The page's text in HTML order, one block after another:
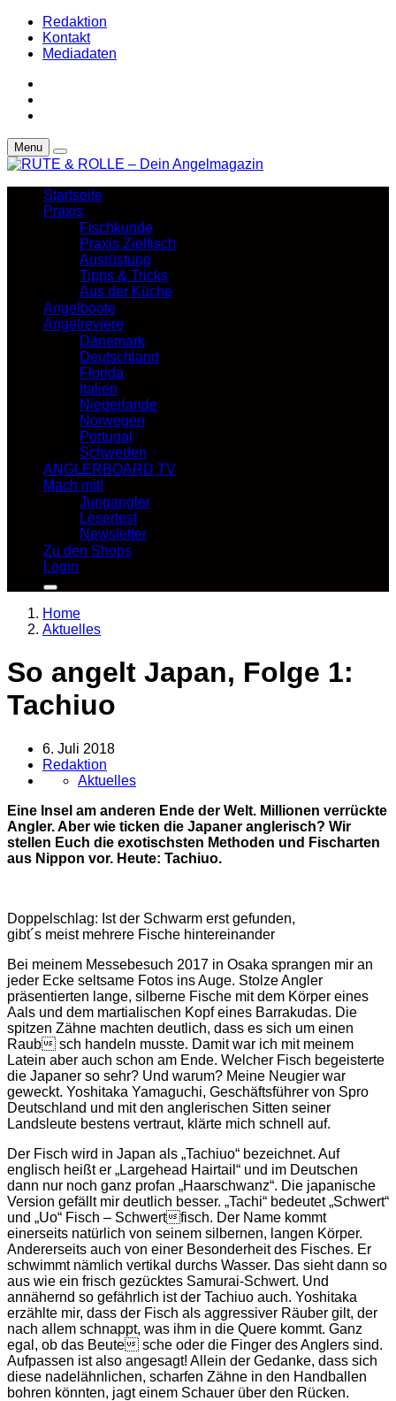
Redaktion
Kontakt
Mediadaten
Menu
Startseite
Praxis
Fischkunde
Praxis Zielfisch
Ausrüstung
Tipps & Tricks
Aus der Küche
Angelboote
Angelreviere
Dänemark
Deutschland
Florida
Italien
Niederlande
Norwegen
Portugal
Schweden
ANGLERBOARD TV
Mach mit!
Jungangler
Lesertest
Newsletter
Zu den Shops
Login
Home
Aktuelles
So angelt Japan, Folge 1:
Tachiuo
6. Juli 2018
Redaktion
Aktuelles
Eine Insel am anderen Ende der Welt. Millionen verrückte
Angler. Aber wie ticken die Japaner anglerisch? Wir
stellen Euch die exotischsten Methoden und Fischarten
aus Nippon vor. Heute: Tachiuo.
Doppelschlag: Ist der Schwarm erst gefunden,
gibt´s meist mehrere Fische hintereinander
Bei meinem Messebesuch 2017 in Osaka sprangen mir an
jeder Ecke seltsame Fotos ins Auge. Stolze Angler
präsentierten lange, silberne Fische mit dem Körper eines
Aals und dem martialischen Kopf eines Barrakudas. Die
spitzen Zähne machten deutlich, dass es sich um einen
Raub sch handeln musste. Damit war ich mit meinem
Latein aber auch schon am Ende. Welcher Fisch begeisterte
die Japaner so sehr? Und warum? Meine Neugier war
geweckt. Yoshitaka Yamaguchi, Geschäftsführer von Spro
Deutschland und mit den anglerischen Sitten seiner
Landsleute bestens vertraut, klärte mich schnell auf.
Der Fisch wird in Japan als „Tachiuo“ bezeichnet. Auf
englisch heißt er „Largehead Hairtail“ und im Deutschen
dann nur noch ganz profan „Haarschwanz“. Die japanische
Version gefällt mir deutlich besser. „Tachi“ bedeutet „Schwert“
und „Uo“ Fisch – Schwertfisch. Der Name kommt
einerseits natürlich von seinem silbernen, langen Körper.
Andererseits auch von einer Besonderheit des Fisches. Er
schwimmt nämlich vertikal durchs Wasser. Das sieht dann so
aus wie ein frisch gezücktes Samurai-Schwert. Und
annähernd so gefährlich ist der Tachiuo auch. Yoshitaka
erzählte mir, dass der Fisch als aggressiver Räuber gilt, der
nach allem schnappt, was ihm in die Quere kommt. Ganz
egal, ob das Beute sche oder die Finger des Anglers sind.
Aufpassen ist also angesagt! Allein der Gedanke, dass sich
diese nadelähnlichen, scharfen Zähne in den Handballen
bohren könnten, jagt einem Schauer über den Rücken.